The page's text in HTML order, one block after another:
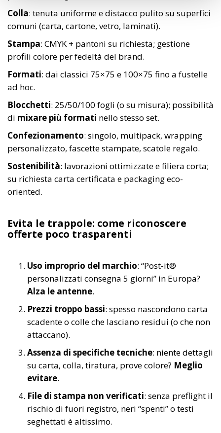
Colla: tenuta uniforme e distacco pulito su superfici
comuni (carta, cartone, vetro, laminati).
Stampa: CMYK + pantoni su richiesta; gestione
profili colore per fedeltà del brand.
Formati: dai classici 75×75 e 100×75 fino a fustelle
ad hoc.
Blocchetti: 25/50/100 fogli (o su misura); possibilità
di mixare più formati nello stesso set.
Confezionamento: singolo, multipack, wrapping
personalizzato, fascette stampate, scatole regalo.
Sostenibilità: lavorazioni ottimizzate e filiera corta;
su richiesta carta certificata e packaging eco-
oriented.
Evita le trappole: come riconoscere
offerte poco trasparenti
Uso improprio del marchio: “Post-it®
personalizzati consegna 5 giorni” in Europa?
Alza le antenne.
Prezzi troppo bassi: spesso nascondono carta
scadente o colle che lasciano residui (o che non
attaccano).
Assenza di specifiche tecniche: niente dettagli
su carta, colla, tiratura, prove colore? Meglio
evitare.
File di stampa non verificati: senza preflight il
rischio di fuori registro, neri “spenti” o testi
seghettati è altissimo.